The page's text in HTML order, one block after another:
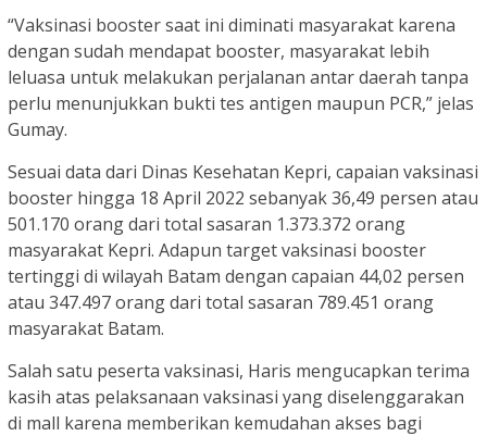
“Vaksinasi booster saat ini diminati masyarakat karena
dengan sudah mendapat booster, masyarakat lebih
leluasa untuk melakukan perjalanan antar daerah tanpa
perlu menunjukkan bukti tes antigen maupun PCR,” jelas
Gumay.
Sesuai data dari Dinas Kesehatan Kepri, capaian vaksinasi
booster hingga 18 April 2022 sebanyak 36,49 persen atau
501.170 orang dari total sasaran 1.373.372 orang
masyarakat Kepri. Adapun target vaksinasi booster
tertinggi di wilayah Batam dengan capaian 44,02 persen
atau 347.497 orang dari total sasaran 789.451 orang
masyarakat Batam.
Salah satu peserta vaksinasi, Haris mengucapkan terima
kasih atas pelaksanaan vaksinasi yang diselenggarakan
di mall karena memberikan kemudahan akses bagi